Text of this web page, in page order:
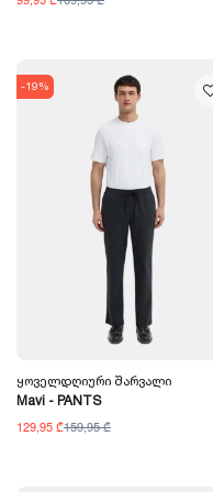
-19%
Ყოველდღიური Შარვალი
Mavi - PANTS
129,95 ₾159,95 ₾